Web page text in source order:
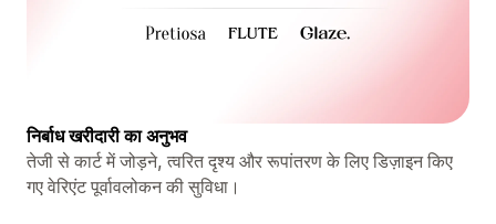
निर्बाध खरीदारी का अनुभव
तेजी से कार्ट में जोड़ने, त्वरित दृश्य और रूपांतरण के लिए डिज़ाइन किए
गए वेरिएंट पूर्वावलोकन की सुविधा।